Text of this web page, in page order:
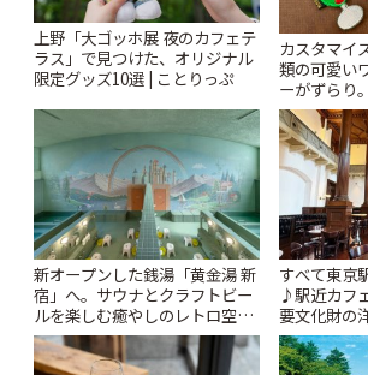
上野「大ゴッホ展 夜のカフェテ
ラス」で見つけた、オリジナル
限定グッズ10選 | ことりっぷ
カスタマイ
類の可愛い
ーがずらり
「
ぷ
新オープンした銭湯「黄金湯 新
宿」へ。サウナとクラフトビー
ルを楽しむ癒やしのレトロ空間
| ことりっぷ
すべて東京
♪駅近カフ
要文化財の
札すぐのレ
りっぷ